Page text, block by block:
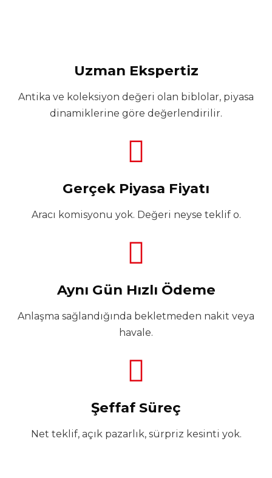
Uzman Ekspertiz
Antika ve koleksiyon değeri olan biblolar, piyasa
dinamiklerine göre değerlendirilir.
Gerçek Piyasa Fiyatı
Aracı komisyonu yok. Değeri neyse teklif o.
Aynı Gün Hızlı Ödeme
Anlaşma sağlandığında bekletmeden nakit veya
havale.
Şeffaf Süreç
Net teklif, açık pazarlık, sürpriz kesinti yok.